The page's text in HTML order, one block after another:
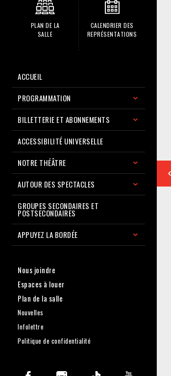
PLAN DE LA
SALLE
CALENDRIER DES
REPRÉSENTATIONS
ACCUEIL
PROGRAMMATION
BILLETTERIE ET ABONNEMENTS
ACCESSIBILITÉ UNIVERSELLE
NOTRE THÉÂTRE
AUTOUR DES SPECTACLES
GROUPES SECONDAIRES ET
POSTSECONDAIRES
APPUYEZ LA BORDÉE
Nous joindre
Espaces à louer
Plan de la salle
Nouvelles
Infolettre
Politique de confidentialité